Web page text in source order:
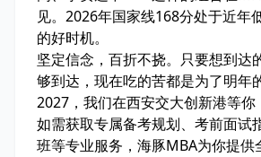
见。2026年国家线168分处于近年
的好时机。
坚定信念，百折不挠。只要想到达
够到达，现在吃的苦都是为了明年
2027，我们在西安交大创新港等你
如需获取专属备考规划、考前面试
班等专业服务，海豚MBA为你提供